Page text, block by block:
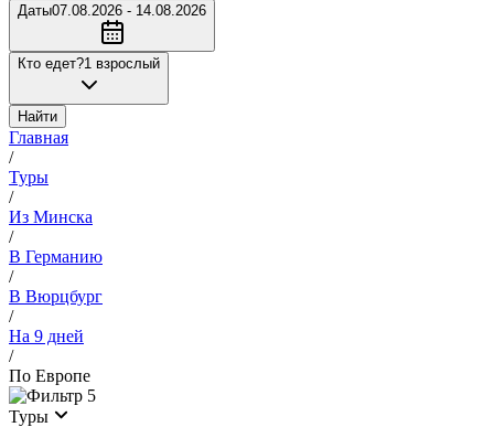
Даты07.08.2026 - 14.08.2026
Кто едет?1 взрослый
Найти
Главная
/
Туры
/
Из Минска
/
В Германию
/
В Вюрцбург
/
На 9 дней
/
По Европе
5
Туры